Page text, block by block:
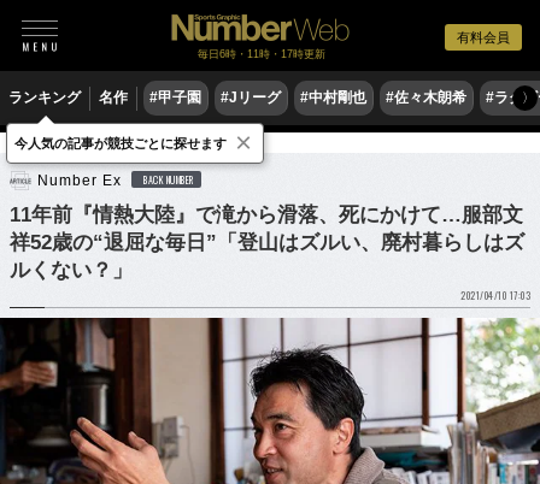
有料会員
毎日6時・11時・17時更新
ランキング 名作 #甲子園 #Jリーグ #中村剛也 #佐々木朗希 #ラグ〉
他競技 登山
Number Ex BACK NUMBER
11年前『情熱大陸』で滝から滑落、死にかけて…服部文
祥52歳の“退屈な毎日”「登山はズルい、廃村暮らしはズ
ルくない？」
2021/04/10 17:03
今人気の記事が競技ごとに探せます ×